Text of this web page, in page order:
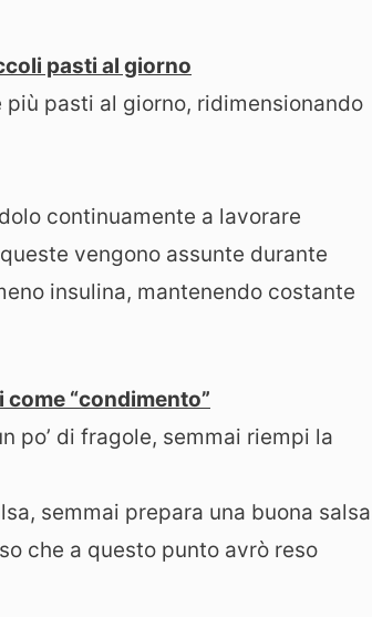
pasti al giorno
pasti al giorno, ridimensionando
continuamente a lavorare
vengono assunte durante
insulina, mantenendo costante
“condimento”
po’ di fragole, semmai riempi la
semmai prepara una buona salsa
che a questo punto avrò reso